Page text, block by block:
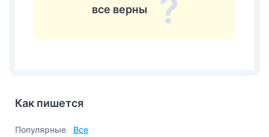
все верны
Как пишется
Популярные
Все